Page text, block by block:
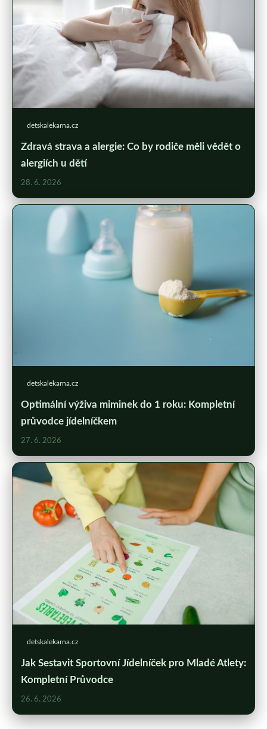
detskalekarna.cz
Zdravá strava a alergie: Co by rodiče měli vědět o
alergiích u dětí
28. 6. 2026
detskalekarna.cz
Optimální výživa miminek do 1 roku: Kompletní
průvodce jídelníčkem
27. 6. 2026
detskalekarna.cz
Jak Sestavit Sportovní Jídelníček pro Mladé Atlety:
Kompletní Průvodce
26. 6. 2026